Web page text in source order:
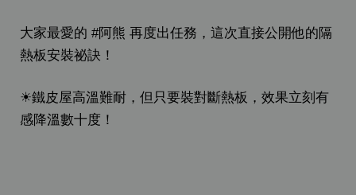
大家最愛的 #阿熊 再度出任務，這次直接公開他的隔
熱板安裝祕訣！
☀鐵皮屋高溫難耐，但只要裝對斷熱板，效果立刻有
感降溫數十度！